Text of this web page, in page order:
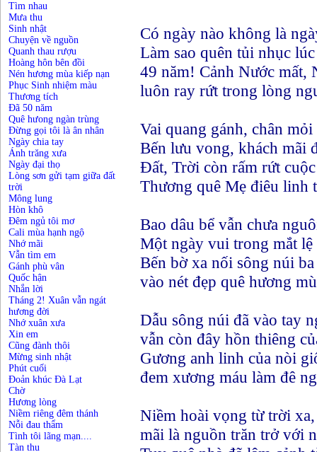
Tìm nhau
Mưa thu
Sinh nhật
Chuyện về nguồn
Quanh thau rượu
Hoàng hôn bên đồi
Nén hương mùa kiếp nạn
Phục Sinh nhiệm màu
Thương tích
Đã 50 năm
Quê hưong ngàn trùng
Đừng gọi tôi là ân nhân
Ngày chia tay
Ánh trăng xưa
Ngày đại thọ
Lòng sơn gửi tạm giữa đất
trời
Mông lung
Hòn khô
Đêm ngủ tôi mơ
Cali mùa hạnh ngộ
Nhớ mãi
Vẫn tìm em
Gánh phù vân
Quốc hận
Nhắn lời
Tháng 2! Xuân vẫn ngát
hương đời
Nhớ xuân xưa
Xin em
Cũng đành thôi
Mừng sinh nhật
Phút cuối
Đoản khúc Đà Lạt
Chờ
Hương lòng
Niềm riêng đêm thánh
Nỗi đau thẩm
Tình tôi lãng mạn....
Tàn thu
Có ngày nào không là
Làm sao quên tủi nhục
49 năm! Cảnh Nước mất,
luôn ray rứt trong lòng
Vai quang gánh, chân
Bến lưu vong, khách mãi
Đất, Trời còn rấm rứt
Thương quê Mẹ điêu linh
Bao dâu bể vẫn chưa
Một ngày vui trong mắt lệ
Bến bờ xa nối sông núi
vào nét đẹp quê hương
Dẫu sông núi đã vào tay
vẫn còn đây hồn thiêng
Gương anh linh của nòi
đem xương máu làm đê
Niềm hoài vọng từ trời xa,
mãi là nguồn trăn trở với